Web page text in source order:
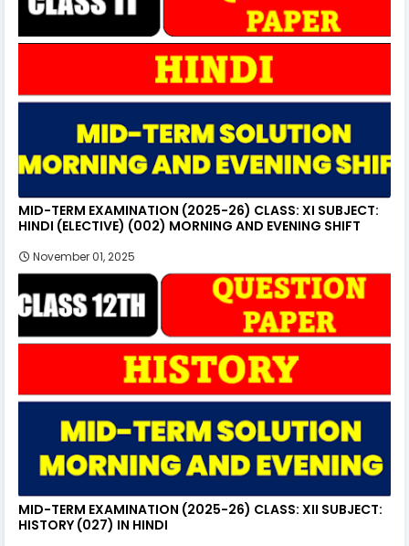
MID-TERM EXAMINATION (2025-26) CLASS: XI SUBJECT:
HINDI (ELECTIVE) (002) MORNING AND EVENING SHIFT
November 01, 2025
MID-TERM EXAMINATION (2025-26) CLASS: XII SUBJECT:
HISTORY (027) IN HINDI